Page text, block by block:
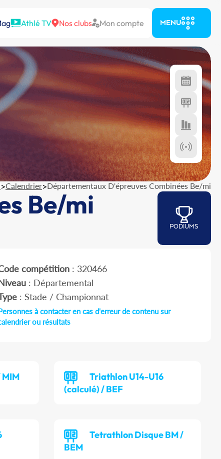
Athlé TV Nos clubs Mon compte MENU
>Calendrier>Départementaux D'épreuves Combinées Be/mi
Be/mi
PODIUMS
compétition: 320466
: Départemental
: Stade / Championnat
à contacter en cas d'erreur de contenu sur
ou résultats
Triathlon U14-U16
(calculé) / BEF
Tetrathlon Disque BM /
BEM